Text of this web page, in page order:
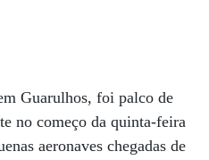
Guarulhos, foi palco de
no começo da quinta-feira
aeronaves chegadas de